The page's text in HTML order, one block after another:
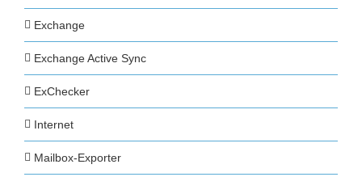
Exchange
Exchange Active Sync
ExChecker
Internet
Mailbox-Exporter